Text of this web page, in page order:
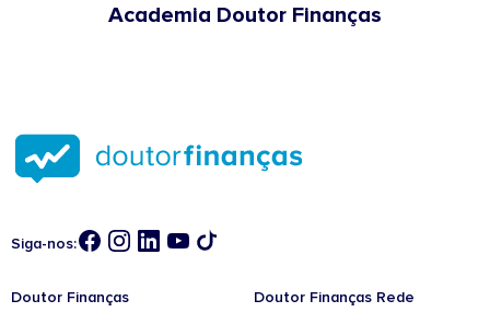
Academia Doutor Finanças
Siga-nos:
Doutor Finanças Doutor Finanças Rede